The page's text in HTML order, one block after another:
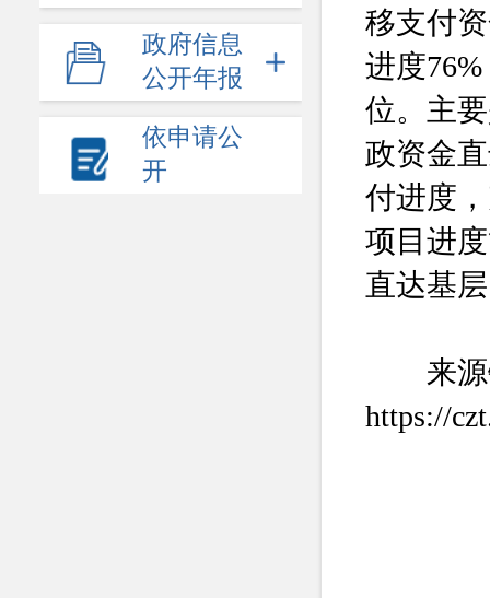
政府信息
公开年报
依申请公
开
移支付
进度
位。主
政资金
付进度
项目进
直达基
来源
https://